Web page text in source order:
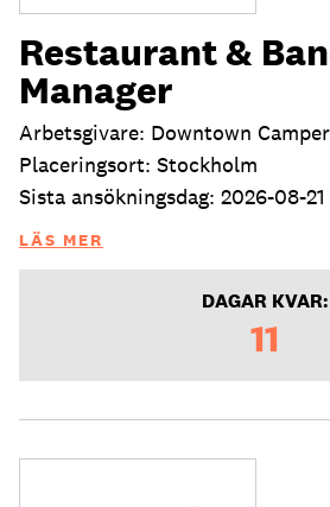
Restaurant &
Manager
Arbetsgivare: Downtown
Placeringsort: Stockholm
Sista ansökningsdag: 2026-08-21
LÄS MER
DAGAR KVAR:
11